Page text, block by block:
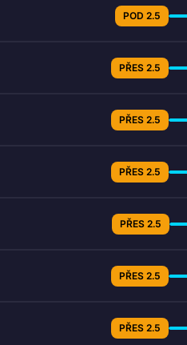
POD 2.5
PŘES 2.5
PŘES 2.5
PŘES 2.5
PŘES 2.5
PŘES 2.5
PŘES 2.5